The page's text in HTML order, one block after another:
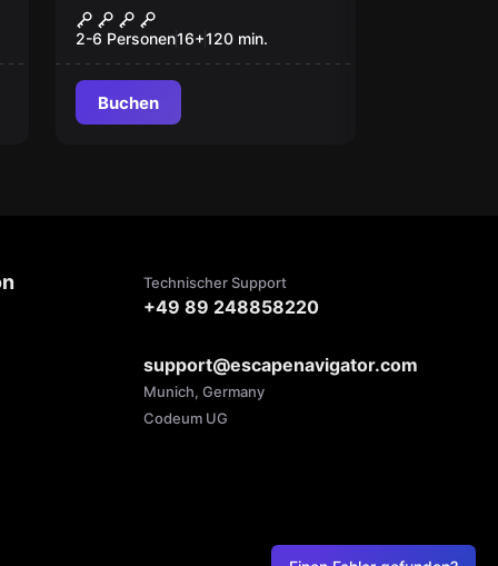
Mord unter Hypnose
2-6 Personen16+120 min.
Buchen
Technischer Support
+49 89 248858220
support@escapenavigator.com
Munich, Germany
Codeum UG